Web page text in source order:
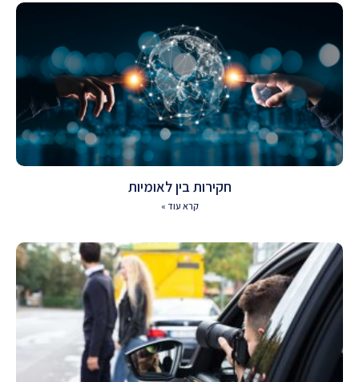
חקירות בין לאומיות
קרא עוד »